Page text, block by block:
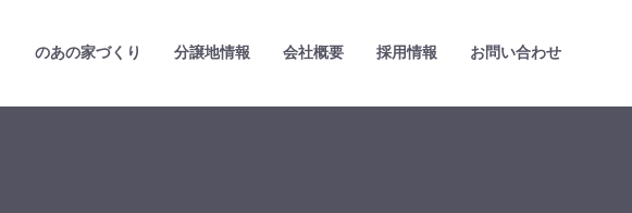
のあの家づくり 分譲地情報 会社概要 採用情報 お問い合わせ